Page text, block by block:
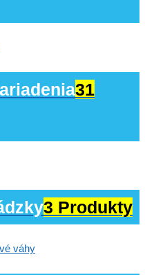
31
3 Produkty